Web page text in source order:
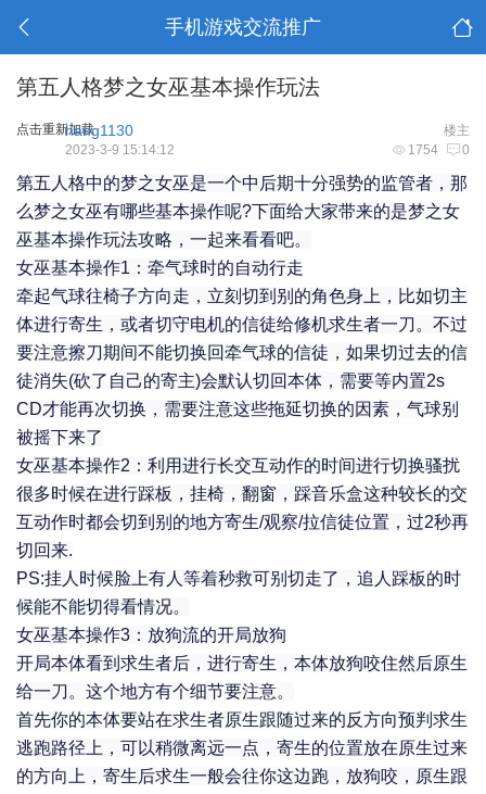
手机游戏交流推广
第五人格梦之女巫基本操作玩法
点击重新加载 楼主
hang1130
1754 0
2023-3-9 15:14:12
第五人格中的梦之女巫是一个中后期十分强势的监管者，那
么梦之女巫有哪些基本操作呢?下面给大家带来的是梦之女
巫基本操作玩法攻略，一起来看看吧。
女巫基本操作1：牵气球时的自动行走
牵起气球往椅子方向走，立刻切到别的角色身上，比如切主
体进行寄生，或者切守电机的信徒给修机求生者一刀。不过
要注意擦刀期间不能切换回牵气球的信徒，如果切过去的信
徒消失(砍了自己的寄主)会默认切回本体，需要等内置2s
CD才能再次切换，需要注意这些拖延切换的因素，气球别
被摇下来了
女巫基本操作2：利用进行长交互动作的时间进行切换骚扰
很多时候在进行踩板，挂椅，翻窗，踩音乐盒这种较长的交
互动作时都会切到别的地方寄生/观察/拉信徒位置，过2秒再
切回来.
PS:挂人时候脸上有人等着秒救可别切走了，追人踩板的时
候能不能切得看情况。
女巫基本操作3：放狗流的开局放狗
开局本体看到求生者后，进行寄生，本体放狗咬住然后原生
给一刀。这个地方有个细节要注意。
首先你的本体要站在求生者原生跟随过来的反方向预判求生
逃跑路径上，可以稍微离远一点，寄生的位置放在原生过来
的方向上，寄生后求生一般会往你这边跑，放狗咬，原生跟